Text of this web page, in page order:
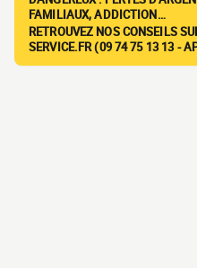
FAMILIAUX, ADDICTION…
RETROUVEZ NOS CONSEILS
SERVICE.FR (09 74 75 13 13 -